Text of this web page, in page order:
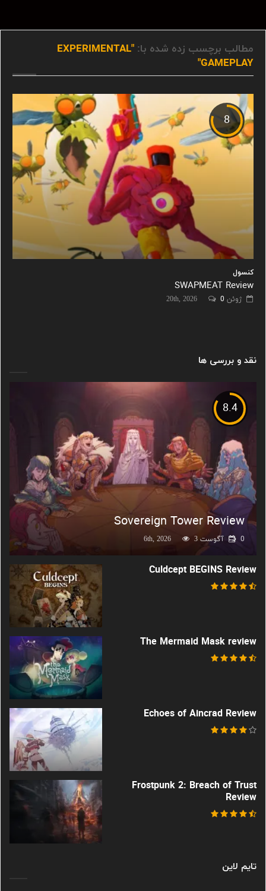
مطالب برچسب زده شده با: "EXPERIMENTAL
GAMEPLAY"
8
کنسول
SWAPMEAT Review
ژوئن 20th, 2026 0
نقد و بررسی ها
8.4
Sovereign Tower Review
آگوست 6th, 2026 3 0
Culdcept BEGINS Review
The Mermaid Mask review
Echoes of Aincrad Review
Frostpunk 2: Breach of Trust
Review
تایم لاین